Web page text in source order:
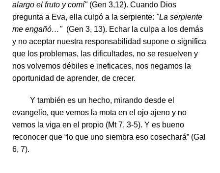
alargo el fruto y comí" (Gen 3,12). Cuando Dios
pregunta a Eva, ella culpó a la serpiente: "La serpiente
me engañó…" (Gen 3, 13). Echar la culpa a los demás
y no aceptar nuestra responsabilidad supone o significa
que los problemas, las dificultades, no se resuelven y
nos volvemos débiles e ineficaces, nos negamos la
oportunidad de aprender, de crecer.
Y también es un hecho, mirando desde el
evangelio, que vemos la mota en el ojo ajeno y no
vemos la viga en el propio (Mt 7, 3-5). Y es bueno
reconocer que “lo que uno siembra eso cosechará” (Gal
6, 7).